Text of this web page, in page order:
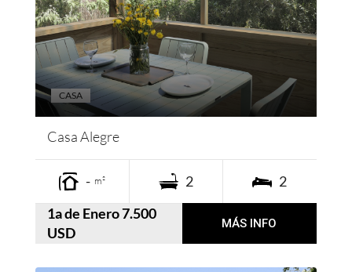
Casa Alegre
- m² 2 2
CASA
1a de Enero 7.500
USD
MÁS INFO